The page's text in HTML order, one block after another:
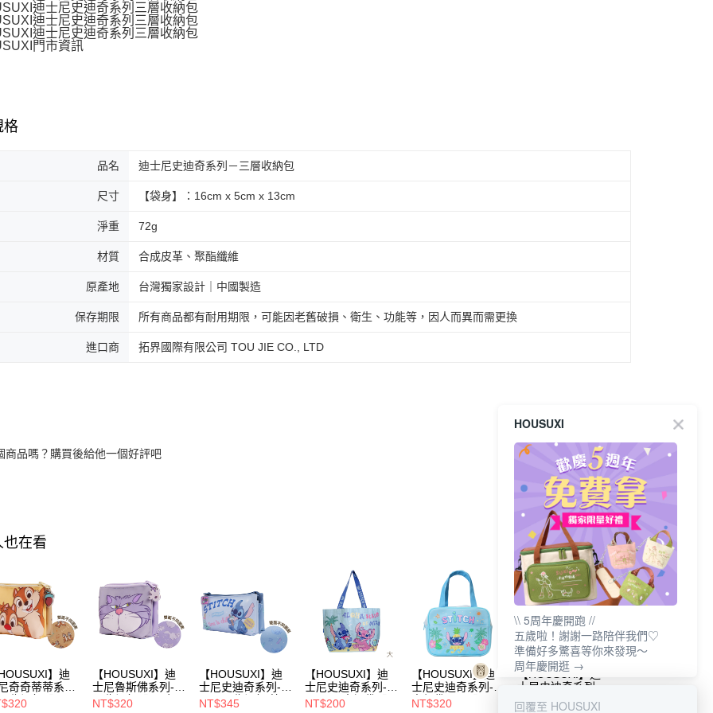
格
品名 迪士尼史迪奇系列－三層收納包
尺寸 【袋身】：16cm x 5cm x 13cm
淨重 72g
材質 合成皮革、聚酯纖維
原產地 台灣獨家設計｜中國製造
保存期限 所有商品都有耐用期限，可能因老舊破損、衛生、功能等，因人而異而需更換
進口商 拓界國際有限公司 TOU JIE CO., LTD
商品嗎？購買後給他一個好評吧
也在看
】迪
奇奇蒂蒂系列-
收納包【5周
【HOUSUXI】迪
士尼魯斯佛系列-三
層收納包【5周年
NT$320
【HOUSUXI】迪
士尼史迪奇系列-加
長三層收納包(筆
NT$345
【HOUSUXI】迪
士尼史迪奇系列-
ALOHA大提袋【5
NT$200
【HOUSUXI】迪
士尼史迪奇系列-兒
童餐袋(A3)【5周
NT$320
【HOUSUXI】迪
士尼史迪奇系列-大
臉小提袋【5周年
NT$175
HOUSUXI
\\ 5周年慶開跑 //
五歲啦！謝謝一路陪伴我們♡
準備好多驚喜等你來發現～
周年慶開逛 →
回覆至 HOUSUXI